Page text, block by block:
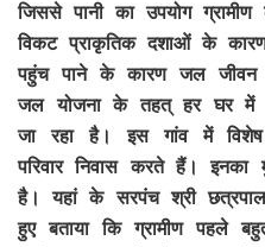
जिससे पानी का उपयोग
विकट प्राकृतिक दशाओं के कारण
पहुंच पाने के कारण जल जीवन
जल योजना के तहत् हर घर में
जा रहा है। इस गांव में
परिवार निवास करते हैं।
है। यहां के सरपंच श्री
हुए बताया कि ग्रामीण